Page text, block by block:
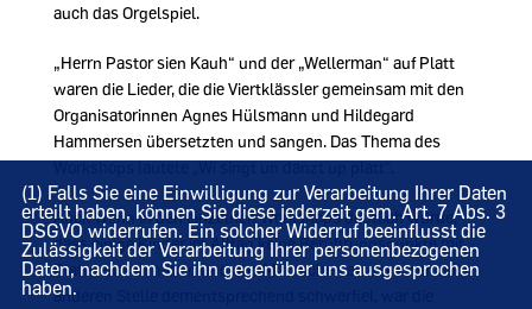
auch das Orgelspiel.
Herrn Pastor sien Kauh“ und der „Wellerman“ auf Platt
waren die Lieder, die die Viertklässler gemeinsam mit den
Organisatorinnen Agnes Hülsmann und Hildegard
Hammersen übersetzten und sangen. Das Thema des
Workshops lautete „Wi singt un danzt up platt“.
Auch wenn in den einzelnen Workshops deutlich wurde,
dass einige Kinder im Alltag keine Berührungspunkte mit
Plattdeutsch haben und das Mitmachen an der einen oder
anderen Stelle dementsprechend schwerfiel, war die
(1) Falls Sie eine Einwilligung zur Verarbeitung Ihrer Daten
erteilt haben, können Sie diese jederzeit gem. Art. 7 Abs. 3
DSGVO widerrufen. Ein solcher Widerruf beeinflusst die
Zulässigkeit der Verarbeitung Ihrer personenbezogenen
Daten, nachdem Sie ihn gegenüber uns ausgesprochen
haben.